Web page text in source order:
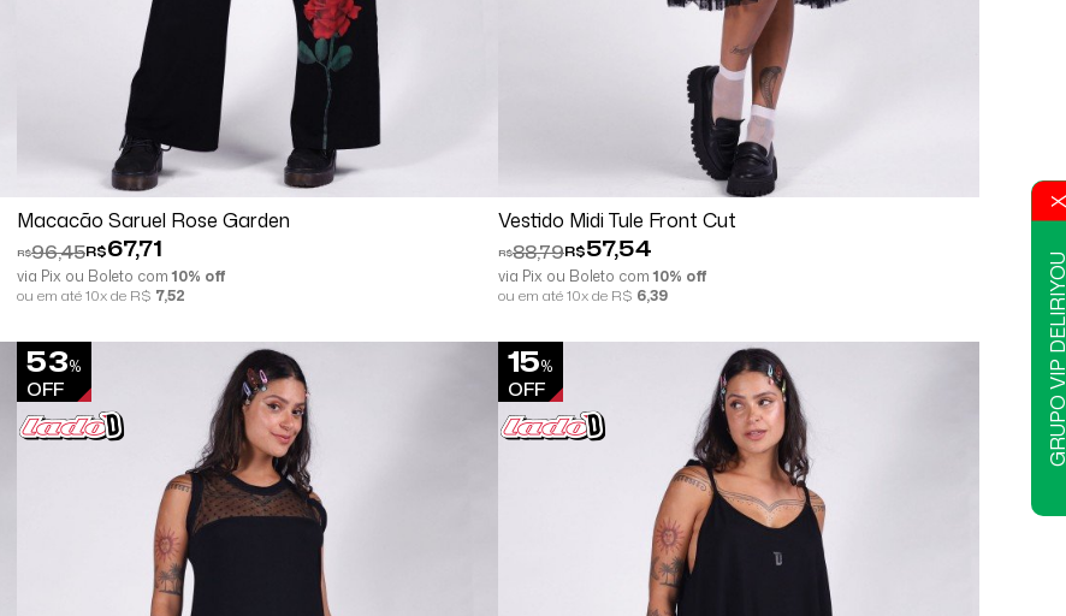
Macacão Saruel Rose Garden
R$96,45R$67,71
via Pix ou Boleto com10% off
ou em até 10x de R$ 7,52
Comprar Espiar
Vestido Midi Tule Front Cut
R$88,79R$57,54
via Pix ou Boleto com10% off
ou em até 10x de R$ 6,39
53%
OFF
15%
OFF GRUPO